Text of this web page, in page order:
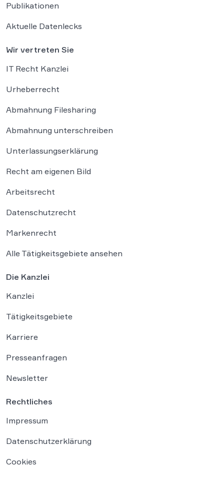
Publikationen
Aktuelle Datenlecks
Wir vertreten Sie
IT Recht Kanzlei
Urheberrecht
Abmahnung Filesharing
Abmahnung unterschreiben
Unterlassungserklärung
Recht am eigenen Bild
Arbeitsrecht
Datenschutzrecht
Markenrecht
Alle Tätigkeitsgebiete ansehen
Die Kanzlei
Kanzlei
Tätigkeitsgebiete
Karriere
Presseanfragen
Newsletter
Rechtliches
Impressum
Datenschutzerklärung
Cookies